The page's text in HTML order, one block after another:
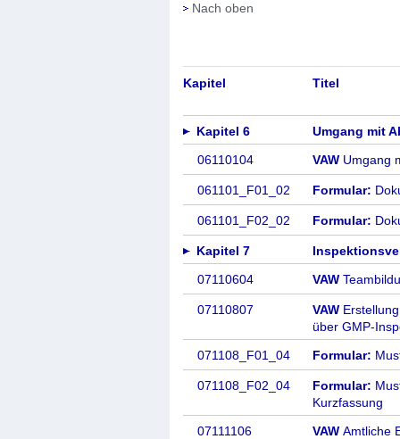
Nach oben
Kapitel Titel
Kapitel 6
Umgang mit
06110104
VAW Umgang
061101_F01_02 Formular:
061101_F02_02 Formular:
Kapitel 7
07110604
VAW
07110807 VAW
über GMP-
071108_F01_04
Formular:
071108_F02_04 Formular:
Kurzfassung
07111106
VAW Amtliche